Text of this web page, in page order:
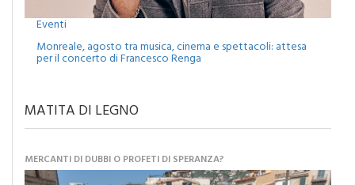
Eventi
Monreale, agosto tra musica, cinema e spettacoli: attesa
per il concerto di Francesco Renga
MATITA DI LEGNO
MERCANTI DI DUBBI O PROFETI DI SPERANZA?